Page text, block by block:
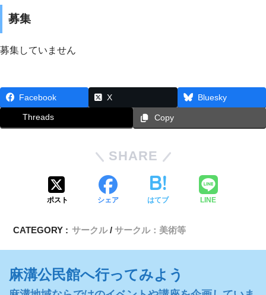
募集
募集していません
Facebook X Bluesky
Threads Copy
SHARE
ポスト シェア はてブ LINE
CATEGORY : サークル サークル：美術等
麻溝公民館へ行ってみよう